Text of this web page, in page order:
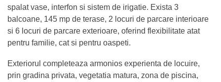
spalat vase, interfon si sistem de irigatie. Exista 3
balcoane, 145 mp de terase, 2 locuri de parcare interioare
si 6 locuri de parcare exterioare, oferind flexibilitate atat
pentru familie, cat si pentru oaspeti.
Exteriorul completeaza armonios experienta de locuire,
prin gradina privata, vegetatia matura, zona de piscina,